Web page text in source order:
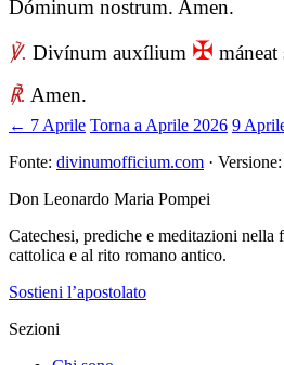
Dóminum nostrum. Amen.
℣. Divínum auxílium ✠
℟. Amen.
← 7 Aprile Torna a Aprile 2026 9
Fonte: divinumofficium.com ·
Don Leonardo Maria Pompei
Catechesi, prediche e meditazioni nella
cattolica e al rito romano antico.
Sostieni l’apostolato
Sezioni